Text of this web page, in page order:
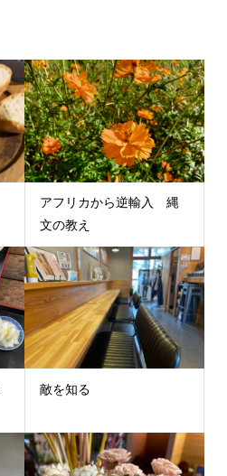
アフリカから逆輸入 縄
文の教え
敵を知る